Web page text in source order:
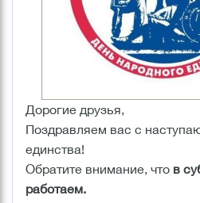
Дорогие друзья,
Поздравляем вас с
единства!
Обратите внимание, что в
работаем.